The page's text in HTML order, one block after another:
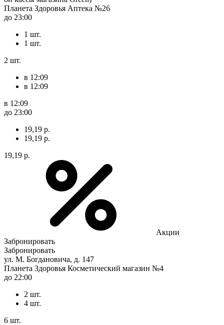
Планета Здоровья Аптека №26
до 23:00
1 шт.
1 шт.
2 шт.
в 12:09
в 12:09
в 12:09
до 23:00
19,19 р.
19,19 р.
19,19 р.
Акции
Забронировать
Забронировать
ул. М. Богдановича, д. 147
Планета Здоровья Косметический магазин №4
до 22:00
2 шт.
4 шт.
6 шт.